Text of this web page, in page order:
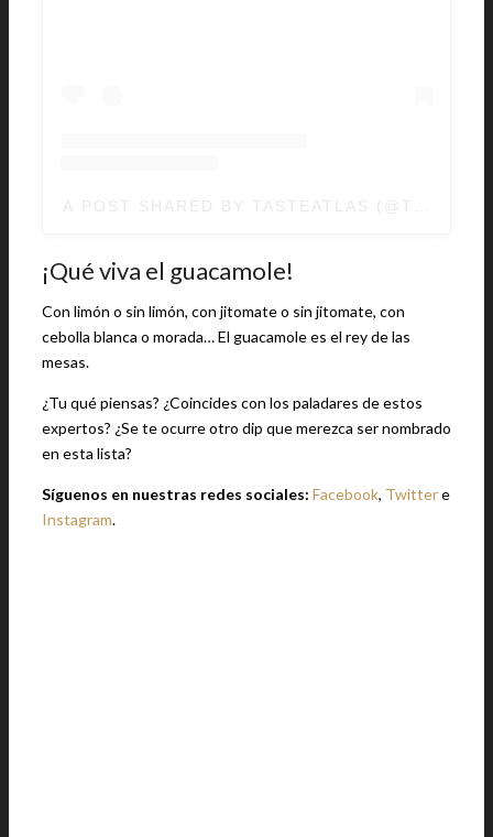
¡Qué viva el guacamole!
Con limón o sin limón, con jitomate o sin jitomate, con
cebolla blanca o morada… El guacamole es el rey de las
mesas.
¿Tu qué piensas? ¿Coincides con los paladares de estos
expertos? ¿Se te ocurre otro dip que merezca ser nombrado
en esta lista?
Síguenos en nuestras redes sociales: Facebook, Twittere
Instagram.